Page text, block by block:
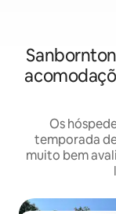
Os
temporada
muito bem